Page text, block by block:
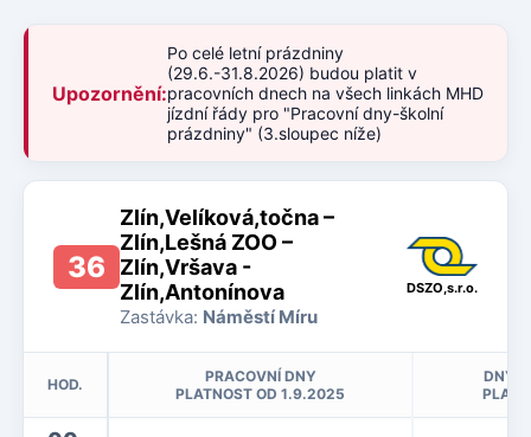
Upozornění:
Po celé letní prázdniny
(29.6.-31.8.2026) budou platit v
pracovních dnech na všech linkách MHD
jízdní řády pro "Pracovní dny-školní
prázdniny" (3.sloupec níže)
36
Zlín,Velíková,točna –
Zlín,Lešná ZOO –
Zlín,Vršava -
Zlín,Antonínova
Zastávka: Náměstí Míru
DSZO,s.r.o.
HOD.
PRACOVNÍ DNY
PLATNOST OD 1.9.2025
DNY